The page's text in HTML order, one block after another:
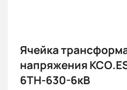
Ячейка
напряжения
6ТН-630-6кВ